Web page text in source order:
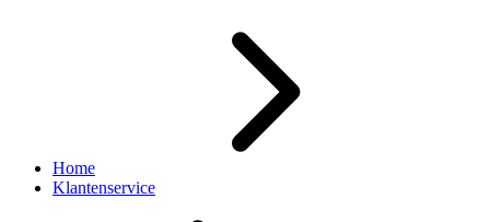
Home
Klantenservice